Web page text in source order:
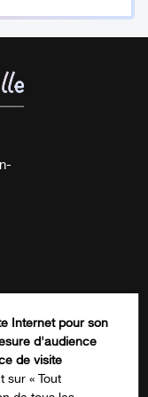
Internet pour son
d'audience
de visite
sur « Tout